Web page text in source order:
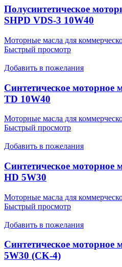
Полусинтетическое
SHPD VDS-3 10W40
Моторные масла для
Быстрый просмотр
Добавить в пожелания
Cинтетическое
TD 10W40
Моторные масла для
Быстрый просмотр
Добавить в пожелания
Cинтетическое
HD 5W30
Моторные масла для
Быстрый просмотр
Добавить в пожелания
Синтетическое моторное
5W30 (CK-4)